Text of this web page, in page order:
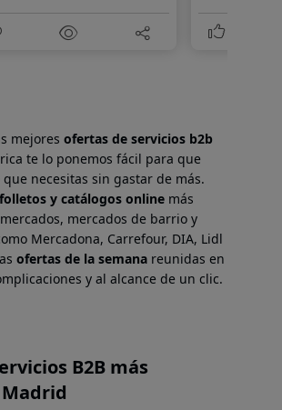
mejores ofertas de servicios b2b
te lo ponemos fácil para que
necesitas sin gastar de más.
folletos y catálogos online más
mercados de barrio y
Mercadona, Carrefour, DIA, Lidl
ofertas de la semana reunidas en
y al alcance de un clic.
B2B más